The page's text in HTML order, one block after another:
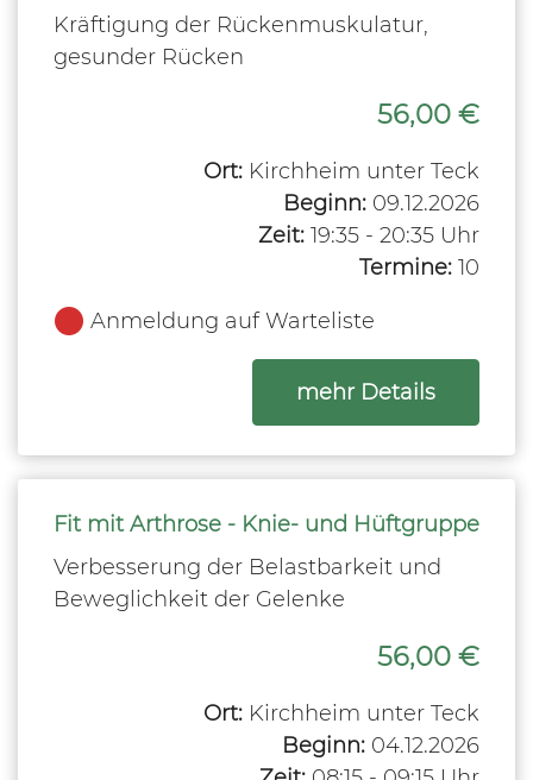
Kräftigung der Rückenmuskulatur,
gesunder Rücken
56,00 €
Ort: Kirchheim unter Teck
Beginn: 09.12.2026
Zeit: 19:35 - 20:35 Uhr
Termine: 10
Anmeldung auf Warteliste
mehr Detailszum
Fit mit Arthrose - Knie- und Hüftgruppe
Verbesserung der Belastbarkeit und
Beweglichkeit der Gelenke
56,00 €
Ort: Kirchheim unter Teck
Beginn: 04.12.2026